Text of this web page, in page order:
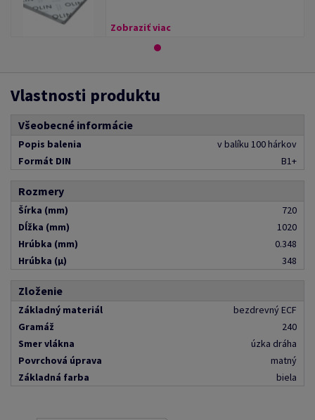
Zobraziť viac
Vlastnosti produktu
Všeobecné informácie
Popis balenia
v balíku 100 hárkov
Formát DIN
B1+
Rozmery
Šírka (mm)
720
Dĺžka (mm)
1020
Hrúbka (mm)
0.348
Hrúbka (μ)
348
Zloženie
Základný materiál
bezdrevný ECF
Gramáž
240
Smer vlákna
úzka dráha
Povrchová úprava
matný
Základná farba
biela